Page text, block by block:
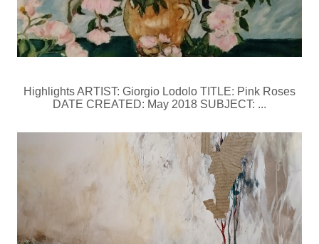
Highlights ARTIST: Giorgio Lodolo TITLE: Pink Roses
DATE CREATED: May 2018 SUBJECT: ...